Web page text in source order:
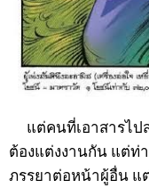
แต่คนที่เอาสารไป
ต้องแต่งงานกัน แต่ท่
ภรรยาต่อหน้าผู้อื่น แ